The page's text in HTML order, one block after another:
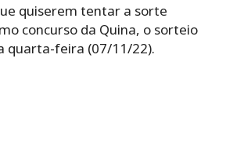
quiserem tentar a sorte
concurso da Quina, o sorteio
quarta-feira (07/11/22).